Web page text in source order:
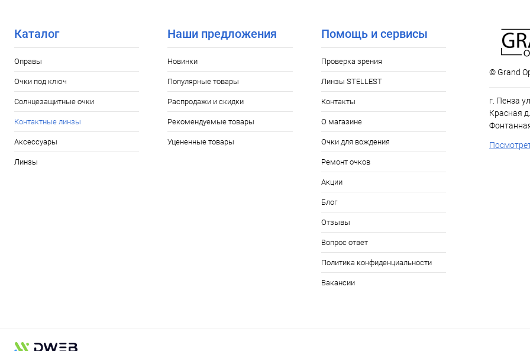
6 шт.
Каталог
Оправы
Очки под ключ
Солнцезащитные очки
Контактные линзы
Аксессуары
Линзы
Наши предложения
Новинки
Популярные товары
Распродажи и скидки
Рекомендуемые товары
Уцененные товары
Помощь и сервисы
Проверка зрения
Линзы STELLEST
Контакты
О магазине
Очки для вождения
Ремонт очков
Акции
Блог
Отзывы
Вопрос ответ
Политика конфиденциальности
Вакансии
© Grand
г. Пенза
Красная